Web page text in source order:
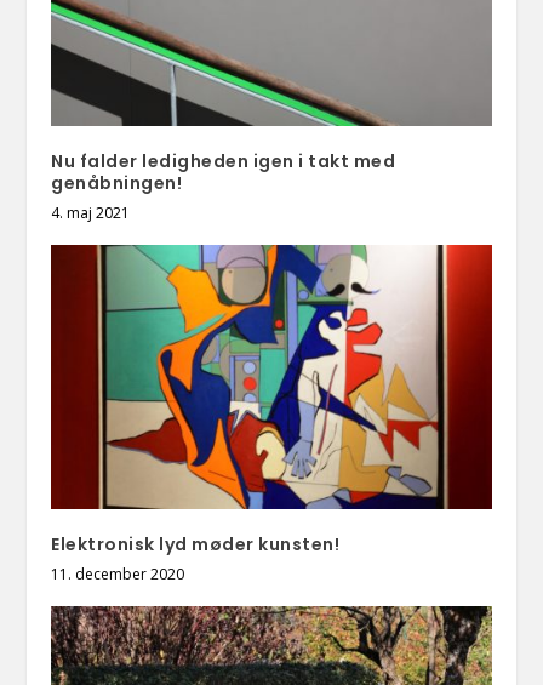
Nu falder ledigheden igen i takt med
genåbningen!
4. maj 2021
Elektronisk lyd møder kunsten!
11. december 2020